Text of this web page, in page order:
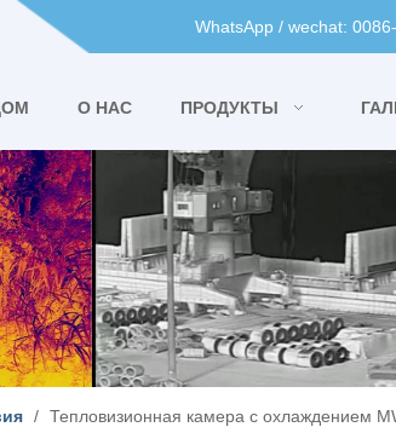
WhatsApp / wechat:
О НАС ПРОДУКТЫ
/ Тепловизионная камера с охлаждением